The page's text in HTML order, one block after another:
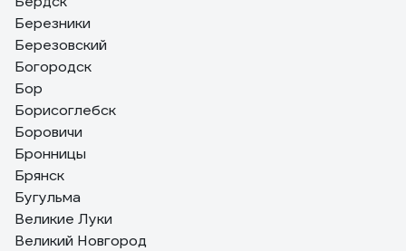
Березники
Березовский
Богородск
Бор
Борисоглебск
Боровичи
Бронницы
Брянск
Бугульма
Великие Луки
Великий Новгород